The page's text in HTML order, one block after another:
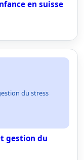
en suisse
du stress
gestion du